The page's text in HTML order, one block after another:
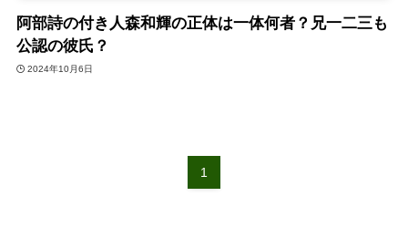
阿部詩の付き人森和輝の正体は一体何者？兄一二三も
公認の彼氏？
2024年10月6日
1